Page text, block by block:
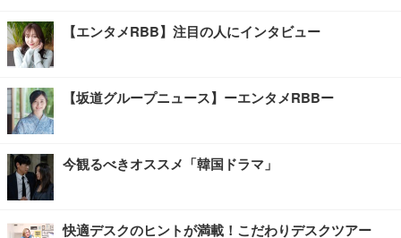
【エンタメRBB】注目の人にインタビュー
【坂道グループニュース】ーエンタメRBBー
今観るべきオススメ「韓国ドラマ」
快適デスクのヒントが満載！こだわりデスクツアー